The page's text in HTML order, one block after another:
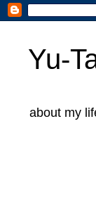
Yu-
about my